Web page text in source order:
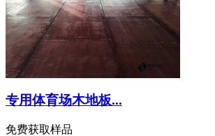
专用体育场木地板...
免费获取样品